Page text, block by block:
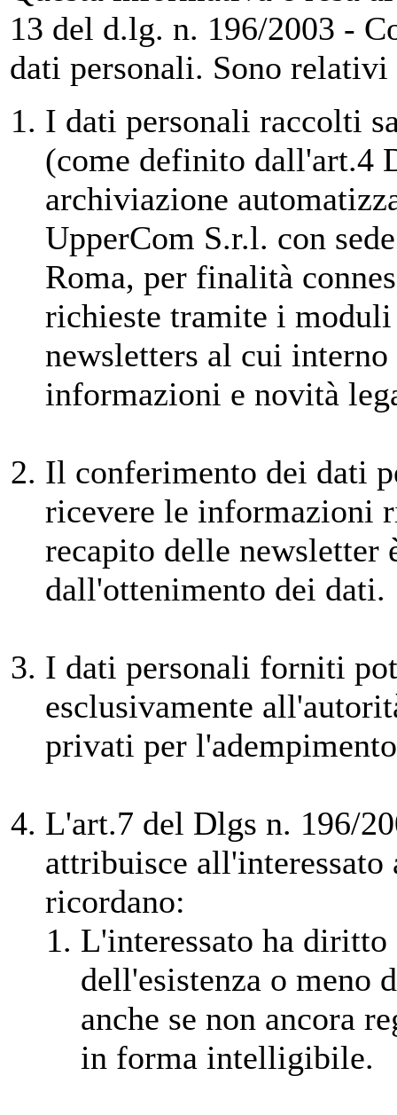
13 del d.lg. n. 196/2003 -
dati personali. Sono
I dati personali raccolti
(come definito dall'art.4
archiviazione
UpperCom S.r.l. con
Roma, per finalità
richieste tramite i
newsletters al cui
informazioni e novità
Il conferimento dei dati
ricevere le informazioni
recapito delle newsletter
dall'ottenimento dei dati.
I dati personali forniti
esclusivamente
privati per
L'art.7 del Dlgs n. 196/
attribuisce
ricordano:
L'interessato ha
dell'esistenza o meno
anche se non ancora
in forma intelligibile.